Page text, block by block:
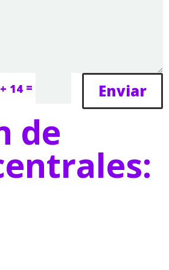
14 = Enviar
de